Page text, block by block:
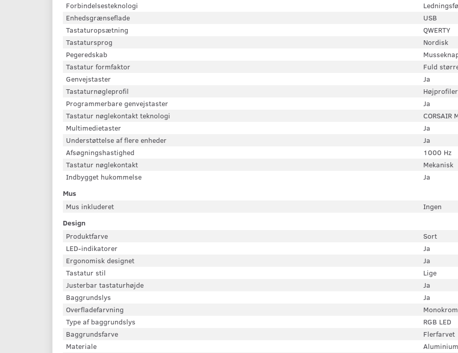
Forbindelsesteknologi
Enhedsgrænseflade
USB
Tastaturopsætning
QWERTY
Tastatursprog
Nordisk
Pegeredskab
Tastatur formfaktor
Fuld
Genvejstaster
Ja
Tastaturnøgleprofil
Programmerbare genvejstaster
Ja
Tastatur nøglekontakt teknologi
CORSAIR
Multimedietaster
Ja
Understøttelse af flere enheder
Ja
Afsøgningshastighed
1000 Hz
Tastatur nøglekontakt
Mekanisk
Indbygget hukommelse
Ja
Mus
Mus inkluderet
Ingen
Design
Produktfarve
Sort
LED-indikatorer
Ja
Ergonomisk designet
Ja
Tastatur stil
Lige
Justerbar tastaturhøjde
Ja
Baggrundslys
Ja
Overfladefarvning
Type af baggrundslys
RGB LED
Baggrundsfarve
Flerfarvet
Materiale